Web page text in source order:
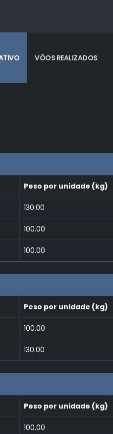
VÔOS REALIZADOS
Peso por unidade (kg)
130.00
100.00
100.00
Peso por unidade (kg)
100.00
130.00
Peso por unidade (kg)
100.00